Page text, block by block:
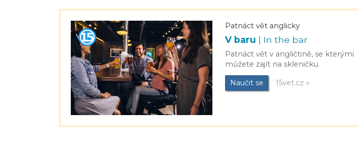
Patnáct vět anglicky
V baru | In the bar
Patnáct vět v angličtině, se kterými
můžete zajít na skleničku.
Naučit se 15vet.cz »